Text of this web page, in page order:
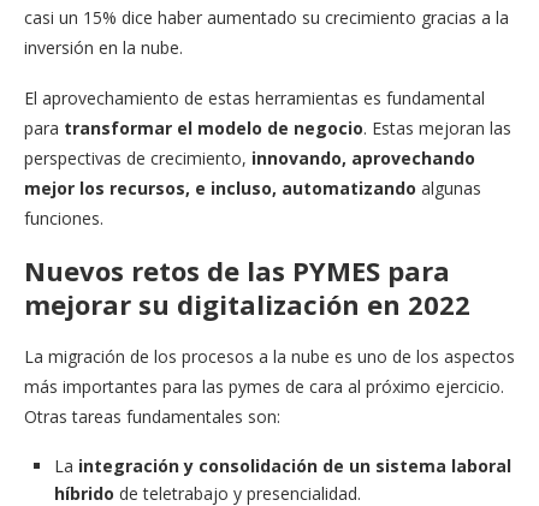
casi un 15% dice haber aumentado su crecimiento gracias a la
inversión en la nube.
El aprovechamiento de estas herramientas es fundamental
para transformar el modelo de negocio. Estas mejoran las
perspectivas de crecimiento, innovando, aprovechando
mejor los recursos, e incluso, automatizando algunas
funciones.
Nuevos retos de las PYMES para
mejorar su digitalización en 2022
La migración de los procesos a la nube es uno de los aspectos
más importantes para las pymes de cara al próximo ejercicio.
Otras tareas fundamentales son:
La integración y consolidación de un sistema laboral
híbrido de teletrabajo y presencialidad.